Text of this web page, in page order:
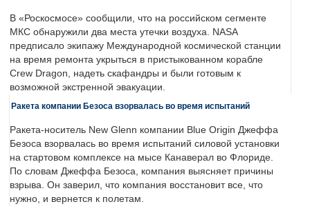
В «Роскосмосе» сообщили, что на российском сегменте
МКС обнаружили два места утечки воздуха. NASA
предписало экипажу Международной космической станции
на время ремонта укрыться в пристыкованном корабле
Crew Dragon, надеть скафандры и были готовым к
возможной экстренной эвакуации.
Ракета компании Безоса взорвалась во время испытаний
Ракета-носитель New Glenn компании Blue Origin Джеффа
Безоса взорвалась во время испытаний силовой установки
на стартовом комплексе на мысе Канаверал во Флориде.
По словам Джеффа Безоса, компания выясняет причины
взрыва. Он заверил, что компания восстановит все, что
нужно, и вернется к полетам.